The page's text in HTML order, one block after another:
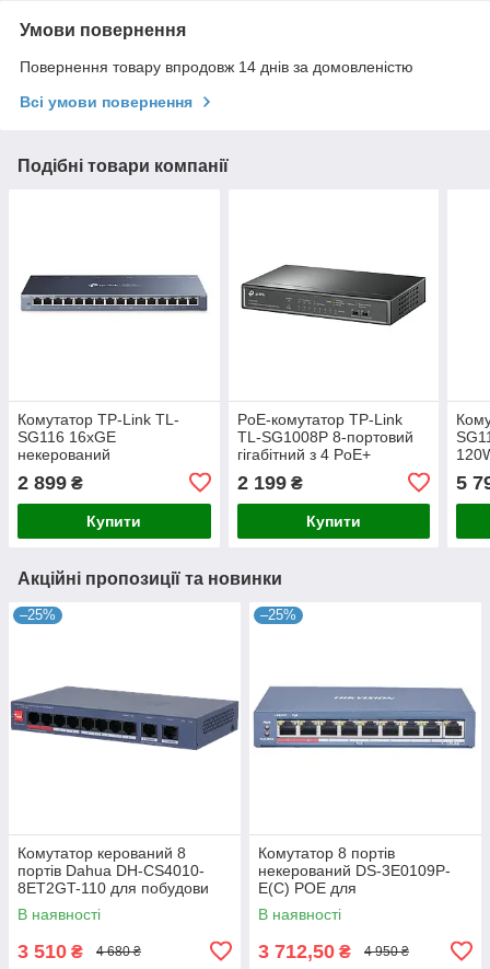
Умови повернення
Повернення товару впродовж 14 днів за домовленістю
Всі умови повернення
Подібні товари компанії
Комутатор TP-Link TL-
SG116 16xGE
некерований
2 899 ₴
Купити
PoE-комутатор TP-Link
TL-SG1008P 8-портовий
гігабітний з 4 PoE+
2 199₴
Купити
5
Акційні пропозиції та новинки
–25%
Комутатор керований 8
портів Dahua DH-CS4010-
8ET2GT-110 для побудови
мережі з PoE, 110 Вт,
10/100/1000M, робоча
В наявності
3 510 ₴ 4 680 ₴
–25%
Комутатор 8 портів
некерований DS-3E0109P-
E(C) POE для
відеоспостереження з
підтримкою PoE, 8x RJ45,
В наявності
3 712,50 ₴ 4 950 ₴